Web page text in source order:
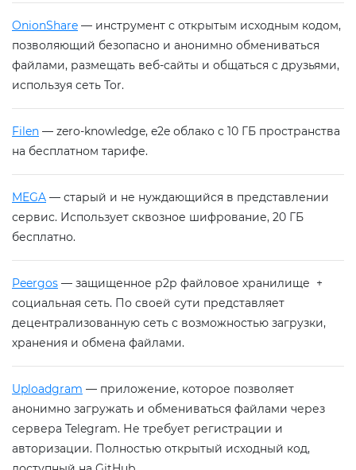
OnionShare — инструмент с открытым исходным кодом,
позволяющий безопасно и анонимно обмениваться
файлами, размещать веб-сайты и общаться с друзьями,
используя сеть Tor.
Filen — zero-knowledge, e2e облако с 10 ГБ пространства
на бесплатном тарифе.
MEGA — старый и не нуждающийся в представлении
сервис. Использует сквозное шифрование, 20 ГБ
бесплатно.
Peergos — защищенное р2р файловое хранилище +
социальная сеть. По своей сути представляет
децентрализованную сеть с возможностью загрузки,
хранения и обмена файлами.
Uploadgram — приложение, которое позволяет
анонимно загружать и обмениваться файлами через
сервера Telegram. Не требует регистрации и
авторизации. Полностью открытый исходный код,